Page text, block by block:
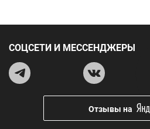
СОЦСЕТИ И МЕССЕНДЖЕРЫ
Отзывы на